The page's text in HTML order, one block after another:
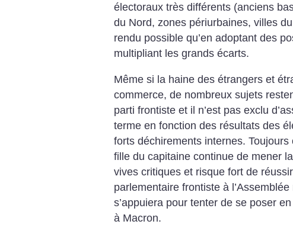
électoraux très différents (anciens
du Nord, zones périurbaines, villes
rendu possible qu’en adoptant des
multipliant les grands écarts.
Même si la haine des étrangers et
commerce, de nombreux sujets
parti frontiste et il n’est pas exclu
terme en fonction des résultats des
forts déchirements internes. Toujours
fille du capitaine continue de mener
vives critiques et risque fort de
parlementaire frontiste à
s’appuiera pour tenter de se poser
à Macron.